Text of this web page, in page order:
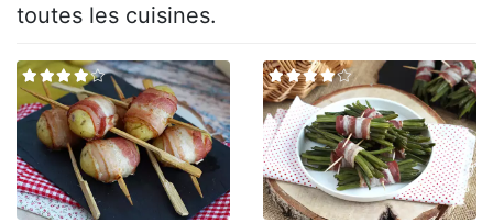
toutes les cuisines.